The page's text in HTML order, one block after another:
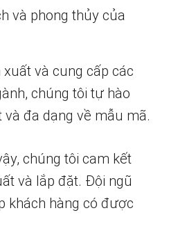
và phong thủy của
và cung cấp các
chúng tôi tự hào
đa dạng về mẫu mã.
chúng tôi cam kết
và lắp đặt. Đội ngũ
khách hàng có được